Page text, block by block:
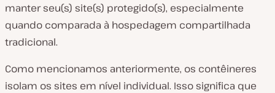
manter seu(s) site(s) protegido(s), especialmente
quando comparada à hospedagem compartilhada
tradicional.
Como mencionamos anteriormente, os contêineres
isolam os sites em nível individual. Isso significa que